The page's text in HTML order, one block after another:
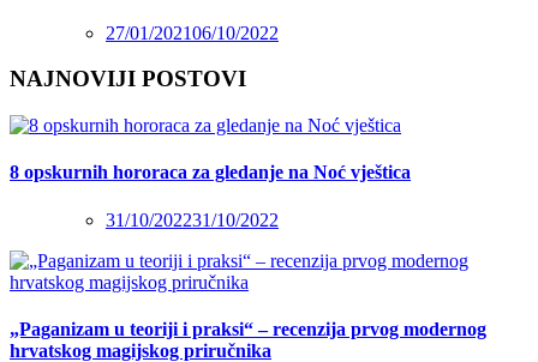
27/01/202106/10/2022
NAJNOVIJI POSTOVI
8 opskurnih hororaca za gledanje na Noć vještica
31/10/202231/10/2022
„Paganizam u teoriji i praksi“ – recenzija prvog modernog
hrvatskog magijskog priručnika